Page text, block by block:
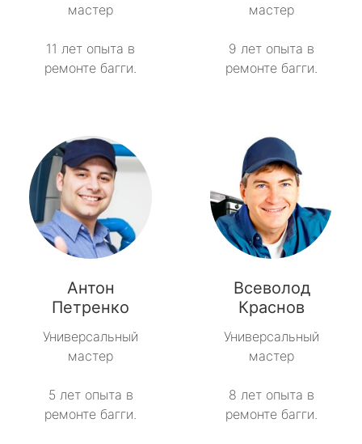
мастер
11 лет опыта в
ремонте багги.
мастер
9 лет опыта в
ремонте багги.
Антон
Петренко
Универсальный
мастер
5 лет опыта в
ремонте багги.
Всеволод
Краснов
Универсальный
мастер
8 лет опыта в
ремонте багги.